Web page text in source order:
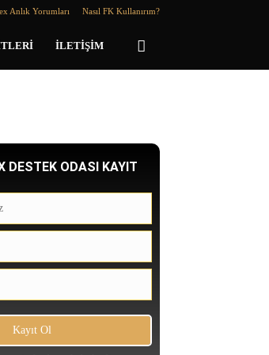
Anlık Yorumları Nasıl FK Kullanırım?
İLETIŞIM
DESTEK ODASI KAYIT